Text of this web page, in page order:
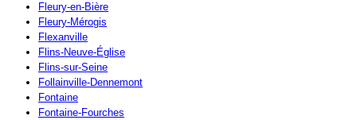
Fleury-en-Bière
Fleury-Mérogis
Flexanville
Flins-Neuve-Église
Flins-sur-Seine
Follainville-Dennemont
Fontaine
Fontaine-Fourches